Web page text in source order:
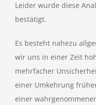
Leider wurde diese
bestätigt.
Es besteht nahezu
wir uns in einer Zeit
mehrfacher
einer Umkehrung
einer